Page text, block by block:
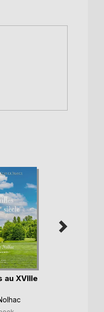
au XVIIIe